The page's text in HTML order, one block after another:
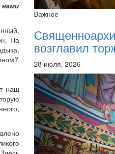
На
наш
Важное
возглавил
28 июля, 2026